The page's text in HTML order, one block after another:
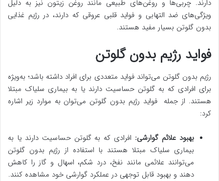
دارند. چربی‌ها و روغن‌های طبیعی مانند روغن زیتون نیز به دلیل
ویژگی‌های ضد التهابی و فواید قلبی عروقی که دارند، در رژیم غذایی
بدون گلوتن بسیار مفید هستند.
فواید رژیم بدون گلوتن
رژیم بدون گلوتن می‌تواند فواید متعددی برای افراد داشته باشد؛ به‌ویژه
برای افرادی که به گلوتن حساسیت دارند یا به بیماری سلیاک مبتلا
هستند. از جمله فواید رژیم بدون گلوتن می‌توان به موارد زیر اشاره
کرد:
بهبود علائم گوارشی: افرادی که به گلوتن حساسیت دارند یا به
بیماری سلیاک مبتلا هستند با استفاده از رژیم بدون گلوتن
می‌توانند علائمی مانند نفخ، درد شکم، اسهال و گاز را کاهش
دهند و بهبود قابل توجهی در عملکرد گوارشی خود مشاهده کنند.